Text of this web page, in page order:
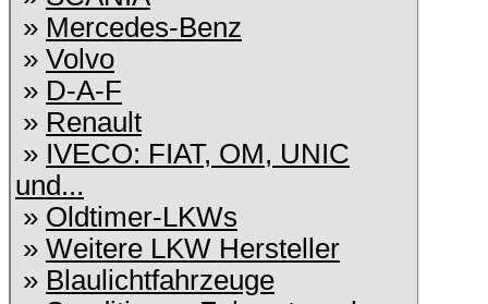
» Mercedes-Benz
» Volvo
» D-A-F
» Renault
» IVECO: FIAT, OM, UNIC
und...
» Oldtimer-LKWs
» Weitere LKW Hersteller
» Blaulichtfahrzeuge